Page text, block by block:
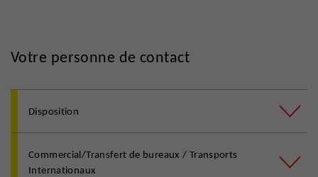
Votre personne de contact
Disposition
Commercial/Transfert de bureaux / Transports
Internationaux